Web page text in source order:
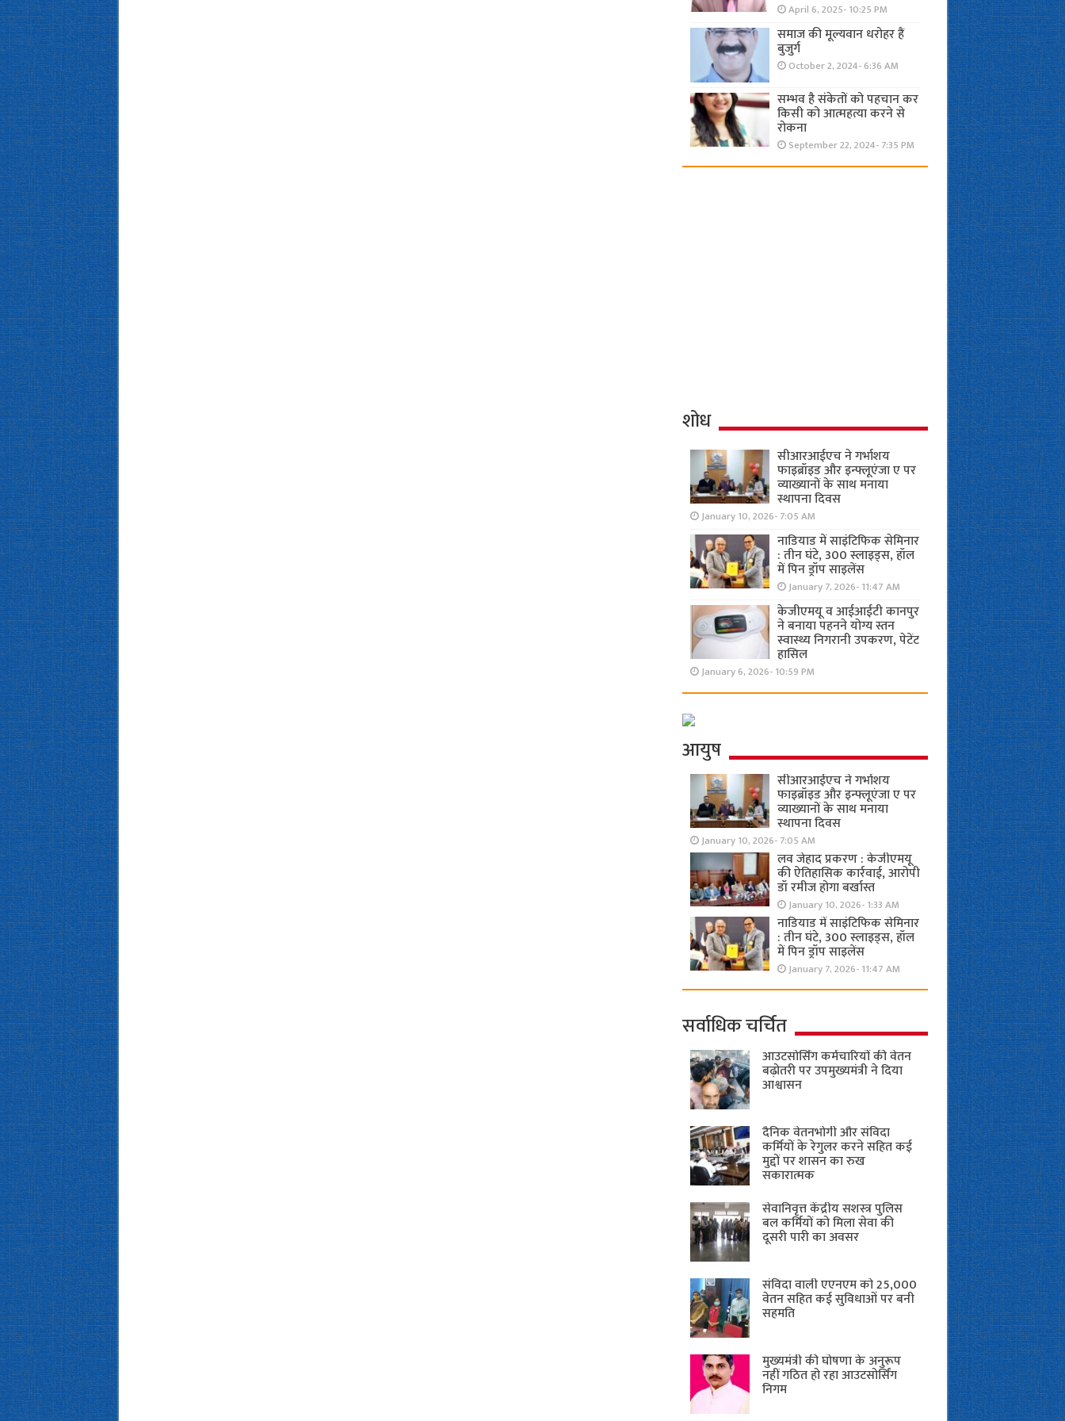
April 6, 2025- 10:25 PM
समाज की मूल्यवान धरोहर हैं
बुजुर्ग
October 2, 2024- 6:36 AM
सम्भव है संकेतों को पहचान कर
किसी को आत्महत्या करने से
रोकना
September 22, 2024- 7:35 PM
शोध
सीआरआईएच ने गर्भाशय
फाइब्रॉइड और इन्फ्लूएंजा ए पर
व्याख्यानों के साथ मनाया
स्थापना दिवस
January 10, 2026- 7:05 AM
नाडियाड में साइंटिफिक सेमिनार
: तीन घंटे, 300 स्लाइड्स, हॉल
में पिन ड्रॉप साइलेंस
January 7, 2026- 11:47 AM
केजीएमयू व आईआईटी कानपुर
ने बनाया पहनने योग्य स्तन
स्वास्थ्य निगरानी उपकरण, पेटेंट
हासिल
January 6, 2026- 10:59 PM
आयुष
सीआरआईएच ने गर्भाशय
फाइब्रॉइड और इन्फ्लूएंजा ए पर
व्याख्यानों के साथ मनाया
स्थापना दिवस
January 10, 2026- 7:05 AM
लव जेहाद प्रकरण : केजीएमयू
की ऐतिहासिक कार्रवाई, आरोपी
डॉ रमीज होगा बर्खास्त
January 10, 2026- 1:33 AM
नाडियाड में साइंटिफिक सेमिनार
: तीन घंटे, 300 स्लाइड्स, हॉल
में पिन ड्रॉप साइलेंस
January 7, 2026- 11:47 AM
सर्वाधिक चर्चित
आउटसोर्सिंग कर्मचारियों की वेतन
बढ़ोतरी पर उपमुख्यमंत्री ने दिया
आश्वासन
दैनिक वेतनभोगी और संविदा
कर्मियों के रेगुलर करने सहित कई
मुद्दों पर शासन का रुख
सकारात्मक
सेवानिवृत्त केंद्रीय सशस्त्र पुलिस
बल ​कर्मियों को मिला सेवा की
दूसरी पारी का अवसर
संविदा वाली एएनएम को 25,000
वेतन सहित कई सुविधाओं पर बनी
सहमति
मुख्यमंत्री की घोषणा के अनुरूप
नहीं गठित हो रहा आउटसोर्सिंग
निगम